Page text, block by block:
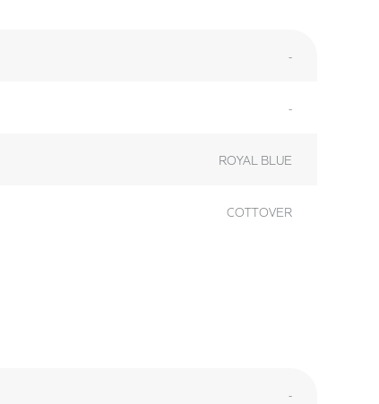
-
-
ROYAL BLUE
COTTOVER
-